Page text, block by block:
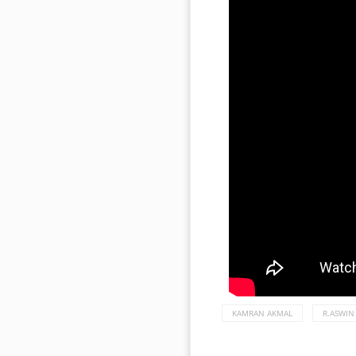
KAMRAN AKMAL R.ASWIN